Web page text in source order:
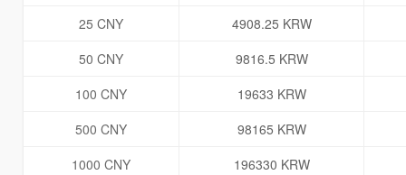
25 CNY
4908.25 KRW
50 CNY
9816.5 KRW
100 CNY
19633 KRW
500 CNY
98165 KRW
1000 CNY
196330 KRW